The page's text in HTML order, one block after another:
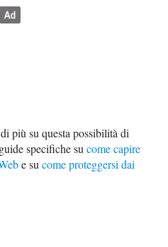
più su questa possibilità di
specifiche sucome capire
e sucome proteggersi dai